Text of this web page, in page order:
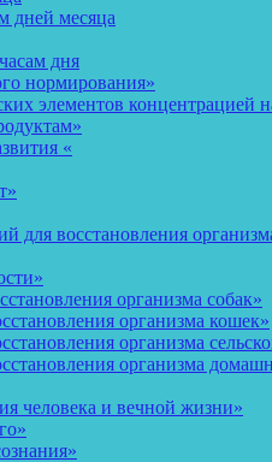
дней месяца
дня
нормирования»
элементов концентрацией
«
для восстановления
организма собак»
организма кошек»
организма
организма
человека и вечной жизни»